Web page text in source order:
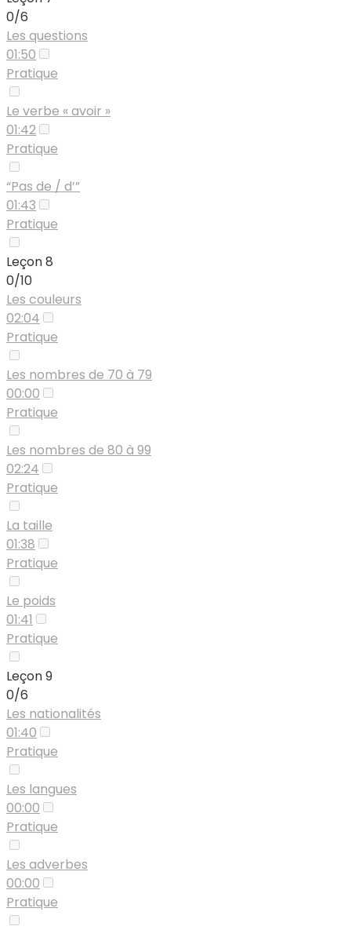
0/6
Les questions
01:50
Pratique
Le verbe « avoir »
01:42
Pratique
“Pas de / d’”
01:43
Pratique
Leçon 8
0/10
Les couleurs
02:04
Pratique
Les nombres de 70 à 79
00:00
Pratique
Les nombres de 80 à 99
02:24
Pratique
La taille
01:38
Pratique
Le poids
01:41
Pratique
Leçon 9
0/6
Les nationalités
01:40
Pratique
Les langues
00:00
Pratique
Les adverbes
00:00
Pratique